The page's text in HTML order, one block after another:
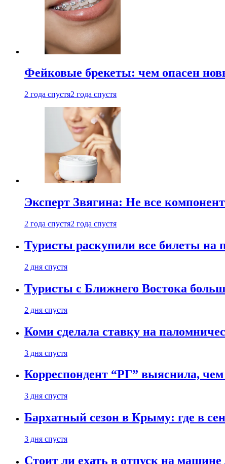
Фейковые брекеты: чем опасен
2 года спустя2 года спустя
Эксперт Звягина: Не все
2 года спустя2 года спустя
Туристы раскупили все билеты на
2 дня спустя
Туристы с Ближнего Востока
2 дня спустя
Коми сделала ставку на
3 дня спустя
Корреспондент “РГ” выяснила,
3 дня спустя
Бархатный сезон в Крыму: где в
3 дня спустя
Стоит ли ехать в отпуск на машине